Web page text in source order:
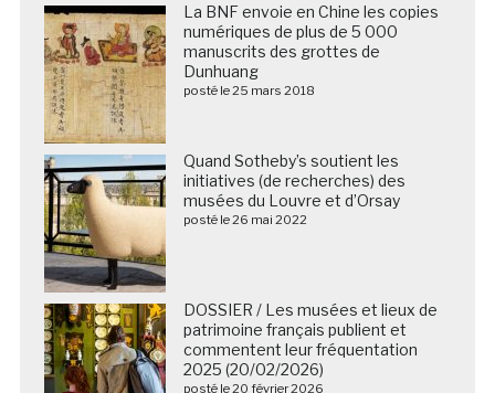
La BNF envoie en Chine les copies
numériques de plus de 5 000
manuscrits des grottes de
Dunhuang
posté le 25 mars 2018
Quand Sotheby’s soutient les
initiatives (de recherches) des
musées du Louvre et d’Orsay
posté le 26 mai 2022
DOSSIER / Les musées et lieux de
patrimoine français publient et
commentent leur fréquentation
2025 (20/02/2026)
posté le 20 février 2026